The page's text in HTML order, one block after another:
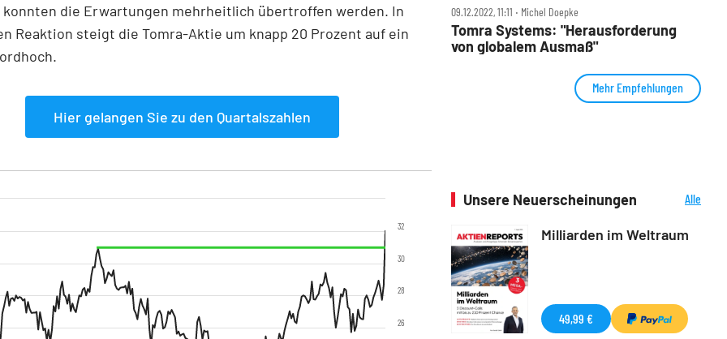
konnten die Erwartungen mehrheitlich übertroffen werden. In
Reaktion steigt die Tomra-Aktie um knapp 20 Prozent auf ein
Hier gelangen Sie zu den Quartalszahlen
26
28
30
32
09.12.2022, 11:11 ‧ Michel Doepke
Tomra Systems: "Herausforderung
von globalem Ausmaß"
Mehr Empfehlungen
Unsere Neuerscheinungen
Alle
Milliarden im Weltraum
49,99 €